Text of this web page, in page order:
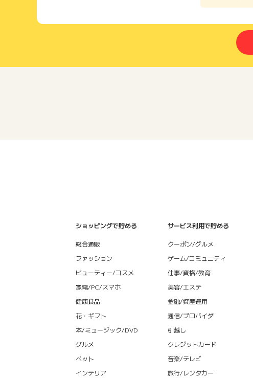
ショッピングで貯める
総合通販
ファッション
ビューティー/コスメ
家電/PC/スマホ
健康食品
花・ギフト
本/ミュージック/DVD
グルメ
ペット
インテリア
サービス利用で貯める
クーポン/グルメ
ゲーム/コミュニティ
仕事/資格/教育
美容/エステ
金融/資産運用
通信/プロバイダ
引越し
クレジットカード
音楽/テレビ
旅行/レンタカー